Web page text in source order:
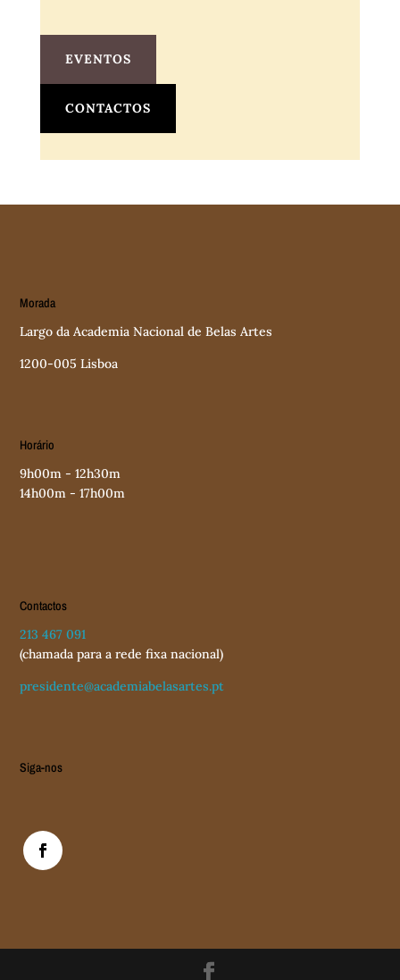
EVENTOS
CONTACTOS
Morada
Largo da Academia Nacional de Belas Artes
1200-005 Lisboa
Horário
9h00m - 12h30m
14h00m - 17h00m
Contactos
213 467 091
(chamada para a rede fixa nacional)
presidente@academiabelasartes.pt
Siga-nos